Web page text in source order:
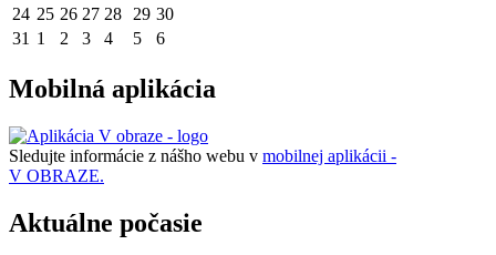
24 25 26 27 28 29 30
31 1 2 3 4 5 6
Mobilná aplikácia
Sledujte informácie z nášho webu v mobilnej aplikácii -
V OBRAZE.
Aktuálne počasie